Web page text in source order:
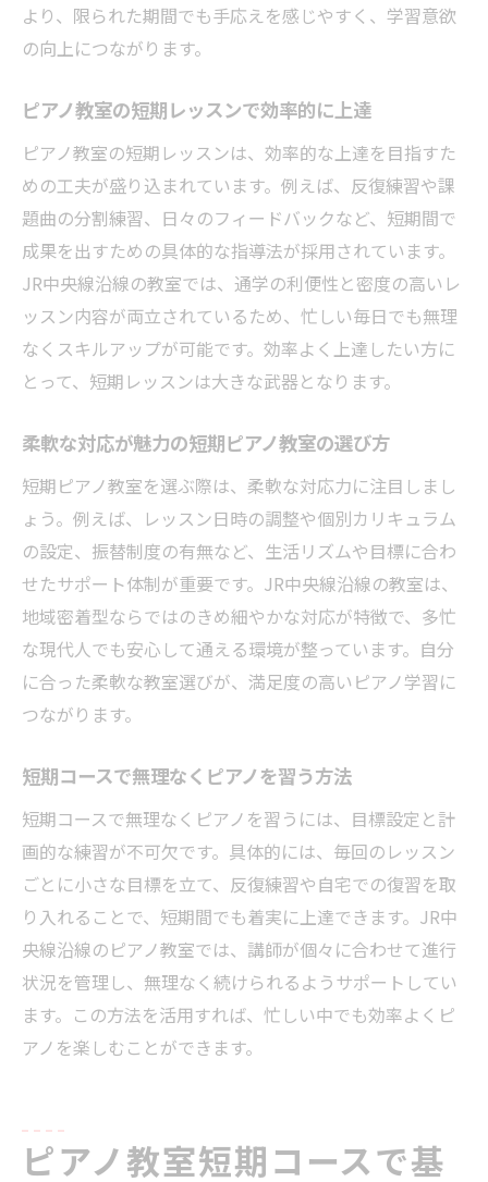
より、限られた期間でも手応えを感じやすく、学習意欲
の向上につながります。
ピアノ教室の短期レッスンで効率的に上達
ピアノ教室の短期レッスンは、効率的な上達を目指すた
めの工夫が盛り込まれています。例えば、反復練習や課
題曲の分割練習、日々のフィードバックなど、短期間で
成果を出すための具体的な指導法が採用されています。
JR中央線沿線の教室では、通学の利便性と密度の高いレ
ッスン内容が両立されているため、忙しい毎日でも無理
なくスキルアップが可能です。効率よく上達したい方に
とって、短期レッスンは大きな武器となります。
柔軟な対応が魅力の短期ピアノ教室の選び方
短期ピアノ教室を選ぶ際は、柔軟な対応力に注目しまし
ょう。例えば、レッスン日時の調整や個別カリキュラム
の設定、振替制度の有無など、生活リズムや目標に合わ
せたサポート体制が重要です。JR中央線沿線の教室は、
地域密着型ならではのきめ細やかな対応が特徴で、多忙
な現代人でも安心して通える環境が整っています。自分
に合った柔軟な教室選びが、満足度の高いピアノ学習に
つながります。
短期コースで無理なくピアノを習う方法
短期コースで無理なくピアノを習うには、目標設定と計
画的な練習が不可欠です。具体的には、毎回のレッスン
ごとに小さな目標を立て、反復練習や自宅での復習を取
り入れることで、短期間でも着実に上達できます。JR中
央線沿線のピアノ教室では、講師が個々に合わせて進行
状況を管理し、無理なく続けられるようサポートしてい
ます。この方法を活用すれば、忙しい中でも効率よくピ
アノを楽しむことができます。
ピアノ教室短期コースで基